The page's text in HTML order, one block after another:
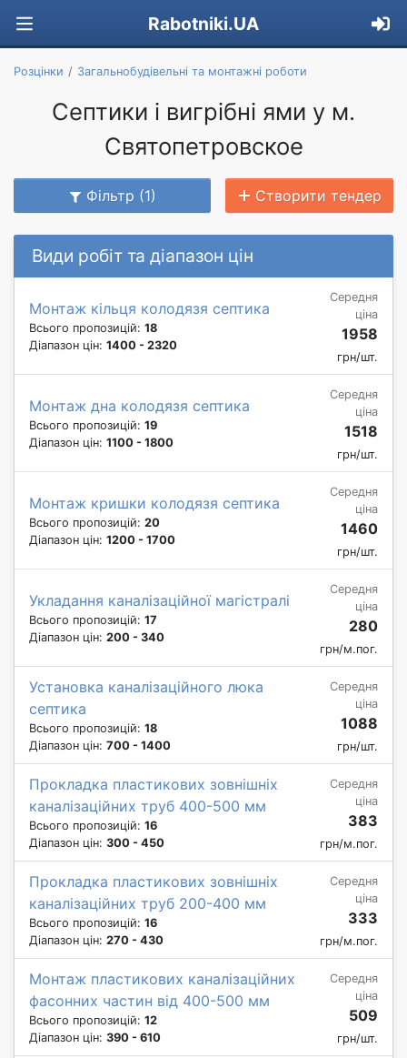
Rabotniki.UA
Розцінки Загальнобудівельні та монтажні роботи
Септики і вигрібні ями у м.
Святопетровское
Фільтр (1) Створити тендер
Види робіт та діапазон цін
Монтаж кільця колодязя септика
Всього пропозицій: 18
Діапазон цін: 1400 - 2320
Середня
ціна
1958
грн/шт.
Монтаж дна колодязя септика
Всього пропозицій: 19
Діапазон цін: 1100 - 1800
Середня
ціна
1518
грн/шт.
Монтаж кришки колодязя септика
Всього пропозицій: 20
Діапазон цін: 1200 - 1700
Середня
ціна
1460
грн/шт.
Укладання каналізаційної магістралі
Всього пропозицій: 17
Діапазон цін: 200 - 340
Середня
ціна
280
грн/м.пог.
Установка каналізаційного люка
септика
Всього пропозицій: 18
Діапазон цін: 700 - 1400
Середня
ціна
1088
грн/шт.
Прокладка пластикових зовнішніх
каналізаційних труб 400-500 мм
Всього пропозицій: 16
Діапазон цін: 300 - 450
Середня
ціна
383
грн/м.пог.
Прокладка пластикових зовнішніх
каналізаційних труб 200-400 мм
Всього пропозицій: 16
Діапазон цін: 270 - 430
Середня
ціна
333
грн/м.пог.
Монтаж пластикових каналізаційних
фасонних частин від 400-500 мм
Всього пропозицій: 12
Діапазон цін: 390 - 610
Середня
ціна
509
грн/шт.